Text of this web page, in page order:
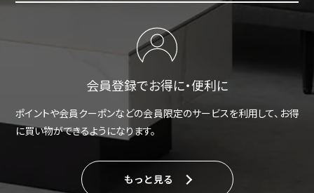
会員登録でお得に・便利に
ポイントや会員クーポンなどの会員限定のサービスを利用して、お得
に買い物ができるようになります。
もっと見る